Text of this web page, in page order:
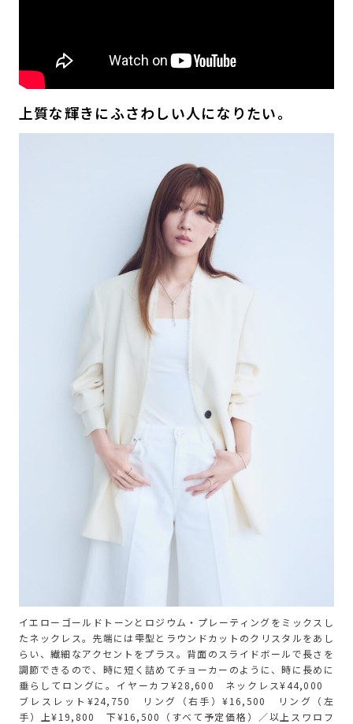
上質な輝きにふさわしい人になりたい。
イエローゴールドトーンとロジウム・プレーティングをミックスし
たネックレス。先端には雫型とラウンドカットのクリスタルをあし
らい、繊細なアクセントをプラス。背面のスライドボールで長さを
調節できるので、時に短く詰めてチョーカーのように、時に長めに
垂らしてロングに。イヤーカフ¥28,600 ネックレス¥44,000
ブレスレット¥24,750 リング（右手）¥16,500 リング（左
手）上¥19,800 下¥16,500（すべて予定価格）／以上スワロフ